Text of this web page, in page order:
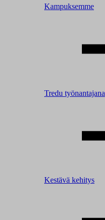
Kampuksemme
Tredu työnantajana
Kestävä kehitys